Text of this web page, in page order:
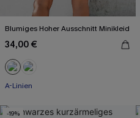
Blumiges Hoher Ausschnitt Minikleid
34,00 €
A-Linien
-19%